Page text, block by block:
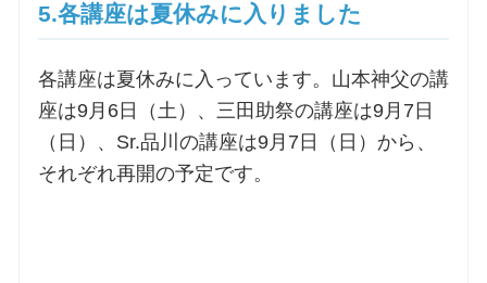
5.各講座は夏休みに入りました
各講座は夏休みに入っています。山本神父の講
座は9月6日（土）、三田助祭の講座は9月7日
（日）、Sr.品川の講座は9月7日（日）から、
それぞれ再開の予定です。